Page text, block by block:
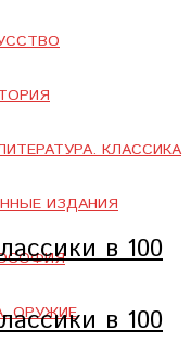
КЛАССИКА
ИЗДАНИЯ
ОРУЖИЕ